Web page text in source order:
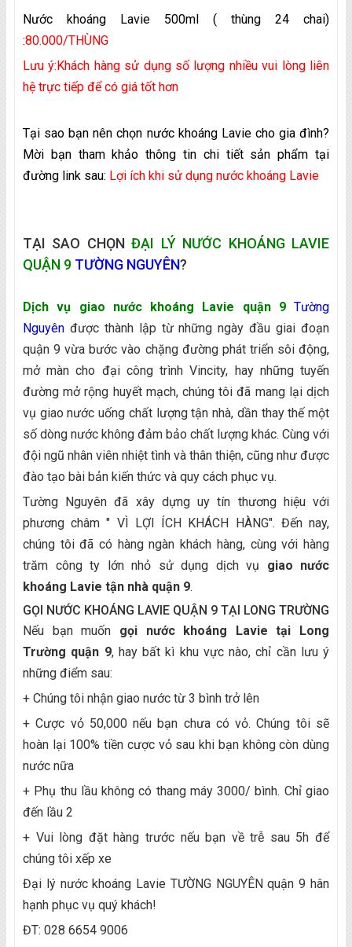
Nước khoáng Lavie 500ml ( thùng 24 chai)
:80.000/THÙNG
Lưu ý:Khách hàng sử dụng số lượng nhiều vui lòng liên
hệ trực tiếp để có giá tốt hơn
Tại sao bạn nên chọn nước khoáng Lavie cho gia đình?
Mời bạn tham khảo thông tin chi tiết sản phẩm tại
đường link sau: Lợi ích khi sử dụng nước khoáng Lavie
TẠI SAO CHỌNĐẠI LÝ NƯỚC KHOÁNG LAVIE
QUẬN 9 TƯỜNG NGUYÊN?
Dịch vụ giao nước khoáng Lavie quận 9 Tường
Nguyên được thành lập từ những ngày đầu giai đoạn
quận 9 vừa bước vào chặng đường phát triển sôi động,
mở màn cho đại công trình Vincity, hay những tuyến
đường mở rộng huyết mạch, chúng tôi đã mang lại dịch
vụ giao nước uống chất lượng tận nhà, dần thay thế một
số dòng nước không đảm bảo chất lượng khác. Cùng với
đội ngũ nhân viên nhiệt tình và thân thiện, cũng như được
đào tạo bài bản kiến thức và quy cách phục vụ.
Tường Nguyên đã xây dựng uy tín thương hiệu với
phương châm " VÌ LỢI ÍCH KHÁCH HÀNG". Đến nay,
chúng tôi đã có hàng ngàn khách hàng, cùng với hàng
trăm công ty lớn nhỏ sử dụng dịch vụ giao nước
khoáng Lavie tận nhà quận 9.
GỌI NƯỚC KHOÁNG LAVIE QUẬN 9 TẠI LONG TRƯỜNG
Nếu bạn muốn gọi nước khoáng Lavie tại Long
Trường quận 9, hay bất kì khu vực nào, chỉ cần lưu ý
những điểm sau:
+ Chúng tôi nhận giao nước từ 3 bình trở lên
+ Cược vỏ 50,000 nếu bạn chưa có vỏ. Chúng tôi sẽ
hoàn lại 100% tiền cược vỏ sau khi bạn không còn dùng
nước nữa
+ Phụ thu lầu không có thang máy 3000/ bình. Chỉ giao
đến lầu 2
+ Vui lòng đặt hàng trước nếu bạn về trễ sau 5h để
chúng tôi xếp xe
Đại lý nước khoáng Lavie TƯỜNG NGUYÊN quận 9 hân
hạnh phục vụ quý khách!
ĐT: 028 6654 9006